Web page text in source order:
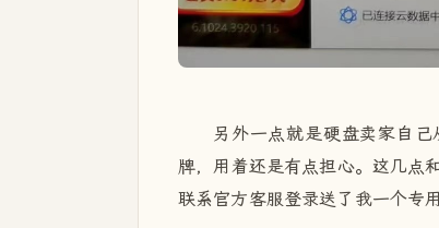
另外一点就是硬盘卖家自
牌，用着还是有点担心。这几点
联系官方客服登录送了我一个专